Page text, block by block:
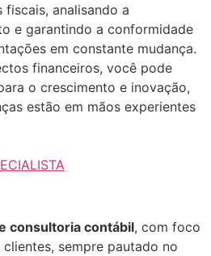
analisando a
e garantindo a conformidade
em constante mudança.
financeiros, você pode
o crescimento e inovação,
estão em mãos experientes
consultoria contábil, com foco
sempre pautado no